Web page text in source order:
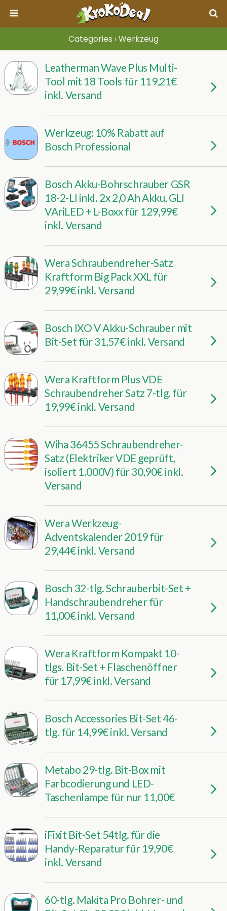
Categories ›Werkzeug
Leatherman Wave Plus Multi-
Tool mit 18 Tools für 119,21€
inkl. Versand
Werkzeug: 10% Rabatt auf
Bosch Professional
Bosch Akku-Bohrschrauber GSR
18-2-LI inkl. 2x 2,0 Ah Akku, GLI
VAriLED + L-Boxx für 129,99€
inkl. Versand
Wera Schraubendreher-Satz
Kraftform Big Pack XXL für
29,99€ inkl. Versand
Bosch IXO V Akku-Schrauber mit
Bit-Set für 31,57€ inkl. Versand
Wera Kraftform Plus VDE
Schraubendreher Satz 7-tlg. für
19,99€ inkl. Versand
Wiha 36455 Schraubendreher-
Satz (Elektriker VDE geprüft,
isoliert 1.000V) für 30,90€ inkl.
Versand
Wera Werkzeug-
Adventskalender 2019 für
29,44€ inkl. Versand
Bosch 32-tlg. Schrauberbit-Set +
Handschraubendreher für
11,00€ inkl. Versand
Wera Kraftform Kompakt 10-
tlgs. Bit-Set + Flaschenöffner
für 17,99€ inkl. Versand
Bosch Accessories Bit-Set 46-
tlg. für 14,99€ inkl. Versand
Metabo 29-tlg. Bit-Box mit
Farbcodierung und LED-
Taschenlampe für nur 11,00€
iFixit Bit-Set 54tlg. für die
Handy-Reparatur für 19,90€
inkl. Versand
60-tlg. Makita Pro Bohrer- und